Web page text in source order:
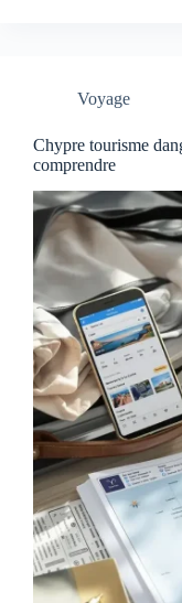
Voyage
Chypre tourisme
comprendre